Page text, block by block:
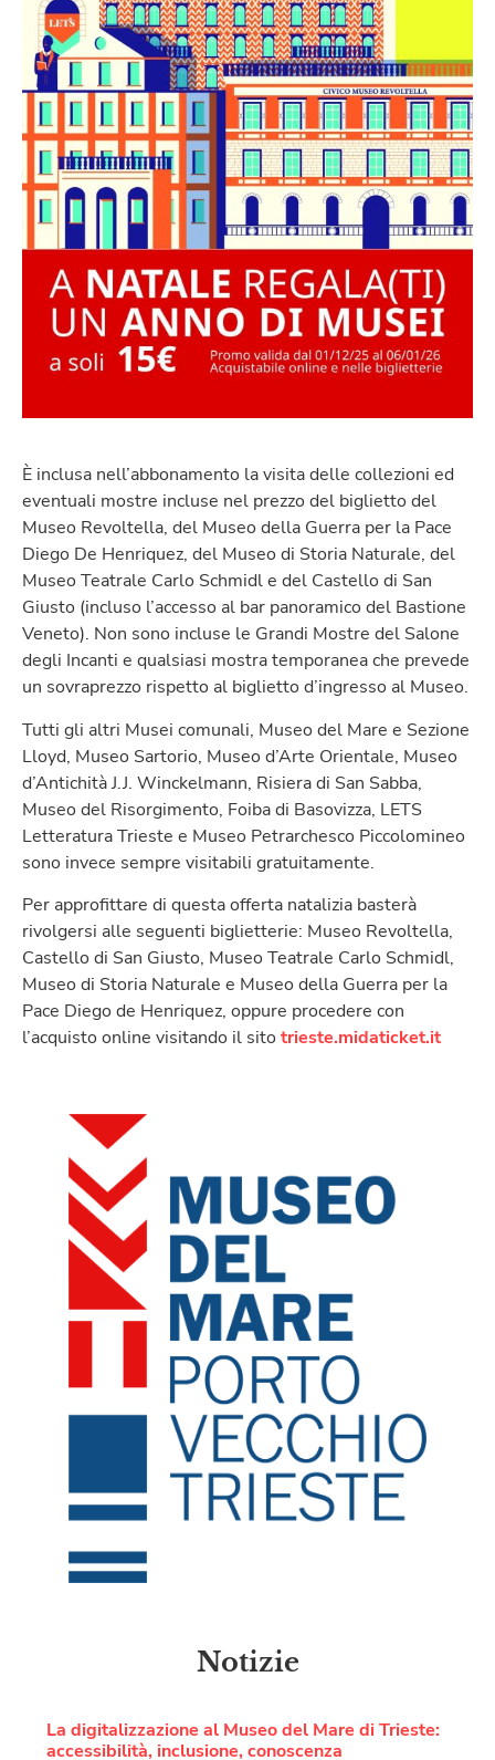
È inclusa nell’abbonamento la visita delle collezioni ed
eventuali mostre incluse nel prezzo del biglietto del
Museo Revoltella, del Museo della Guerra per la Pace
Diego De Henriquez, del Museo di Storia Naturale, del
Museo Teatrale Carlo Schmidl e del Castello di San
Giusto (incluso l’accesso al bar panoramico del Bastione
Veneto). Non sono incluse le Grandi Mostre del Salone
degli Incanti e qualsiasi mostra temporanea che prevede
un sovraprezzo rispetto al biglietto d’ingresso al Museo.
Tutti gli altri Musei comunali, Museo del Mare e Sezione
Lloyd, Museo Sartorio, Museo d’Arte Orientale, Museo
d’Antichità J.J. Winckelmann, Risiera di San Sabba,
Museo del Risorgimento, Foiba di Basovizza, LETS
Letteratura Trieste e Museo Petrarchesco Piccolomineo
sono invece sempre visitabili gratuitamente.
Per approfittare di questa offerta natalizia basterà
rivolgersi alle seguenti biglietterie: Museo Revoltella,
Castello di San Giusto, Museo Teatrale Carlo Schmidl,
Museo di Storia Naturale e Museo della Guerra per la
Pace Diego de Henriquez, oppure procedere con
l’acquisto online visitando il sito trieste.midaticket.it
Notizie
La digitalizzazione al Museo del Mare di Trieste:
accessibilità, inclusione, conoscenza